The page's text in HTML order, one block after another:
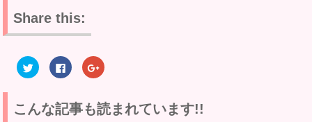
Share this:
ク
リ
て
T
F
a
o
o
ク
リ
て
G
こんな記事も読まれています!!